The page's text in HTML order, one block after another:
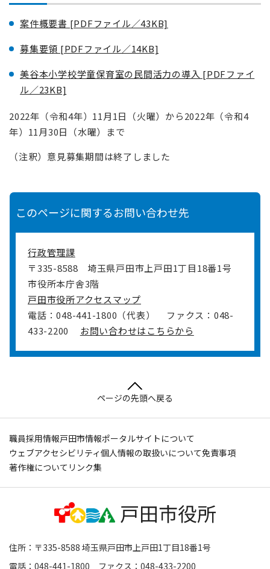
案件概要書 [PDFファイル／43KB]
募集要領 [PDFファイル／14KB]
美谷本小学校学童保育室の民間活力の導入 [PDFファイ
ル／23KB]
2022年（令和4年）11月1日（火曜）から2022年（令和4
年）11月30日（水曜）まで
（注釈）意見募集期間は終了しました
このページに関するお問い合わせ先
行政管理課
〒335-8588
埼玉県戸田市上戸田1丁目18番1号
市役所本庁舎3階
戸田市役所アクセスマップ
電話：048-441-1800（代表）
ファクス：048-
433-2200
お問い合わせはこちらから
ページの先頭へ戻る
職員採用情報戸田市情報ポータルサイトについて
ウェブアクセシビリティ個人情報の取扱いについて免責事項
著作権について リンク集
住所：〒335-8588 埼玉県戸田市上戸田1丁目18番1号
電話：048-441-1800 ファクス：048-433-2200